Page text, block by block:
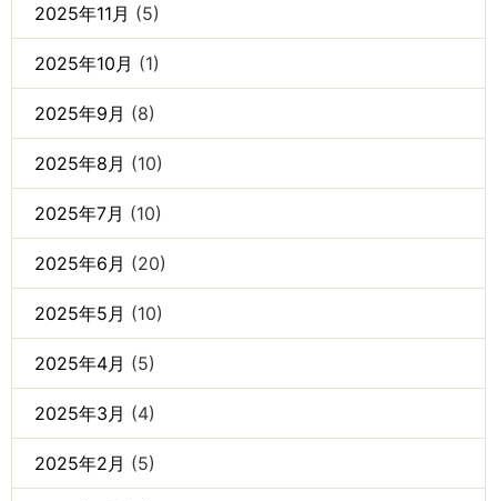
2025年11月 (5)
2025年10月 (1)
2025年9月 (8)
2025年8月 (10)
2025年7月 (10)
2025年6月 (20)
2025年5月 (10)
2025年4月 (5)
2025年3月 (4)
2025年2月 (5)